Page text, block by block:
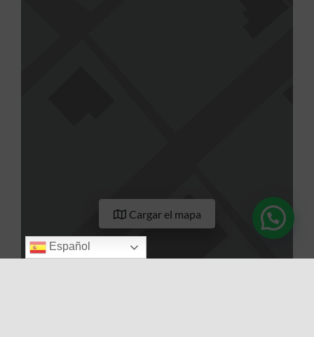
Cargar el mapa
Español